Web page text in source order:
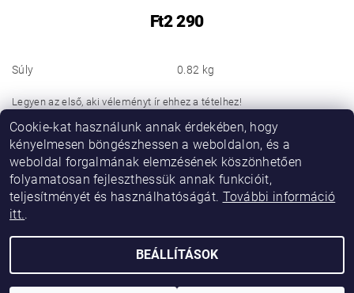
Ft2 290
Súly 0.82 kg
Legyen az első, aki véleményt ír ehhez a tételhez!
Hozzászólás hozzáadása
2026 © Vikibaby, minden jog fenntartva.
Cookie-kat használunk annak érdekében, hogy
kényelmesen böngészhessen a weboldalon, és a
weboldal forgalmának elemzésének köszönhetően
folyamatosan fejleszthessük annak funkcióit,
teljesítményét és használhatóságát. További információ
itt..
BEÁLLÍTÁSOK